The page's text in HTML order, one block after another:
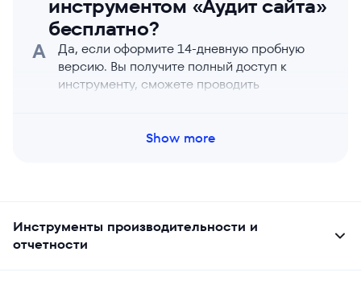
инструментом «Аудит сайта»
бесплатно?
A
Да, если оформите 14-дневную пробную
версию. Вы получите полный доступ к
инструменту, сможете проводить
сайта. Воспользуйтесь бесплатной пробной
Show more
Инструменты производительности и
отчетности